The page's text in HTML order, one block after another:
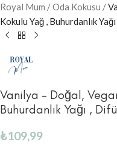
Royal Mum /Oda Kokusu /
Kokulu Yağ , Buhurdanlık
Vanilya – Doğal,
Buhurdanlık Yağı ,
₺109,99